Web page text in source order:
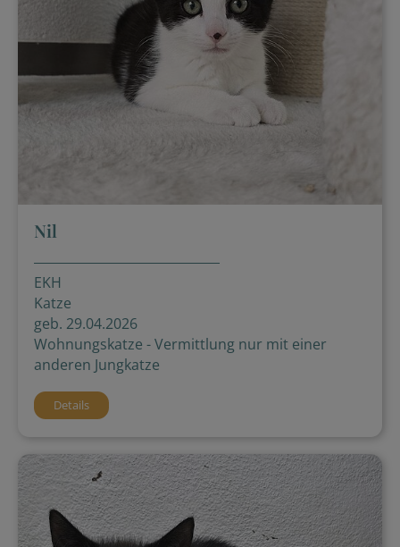
Nil
EKH
Katze
geb. 29.04.2026
Wohnungskatze - Vermittlung nur mit einer
anderen Jungkatze
Details